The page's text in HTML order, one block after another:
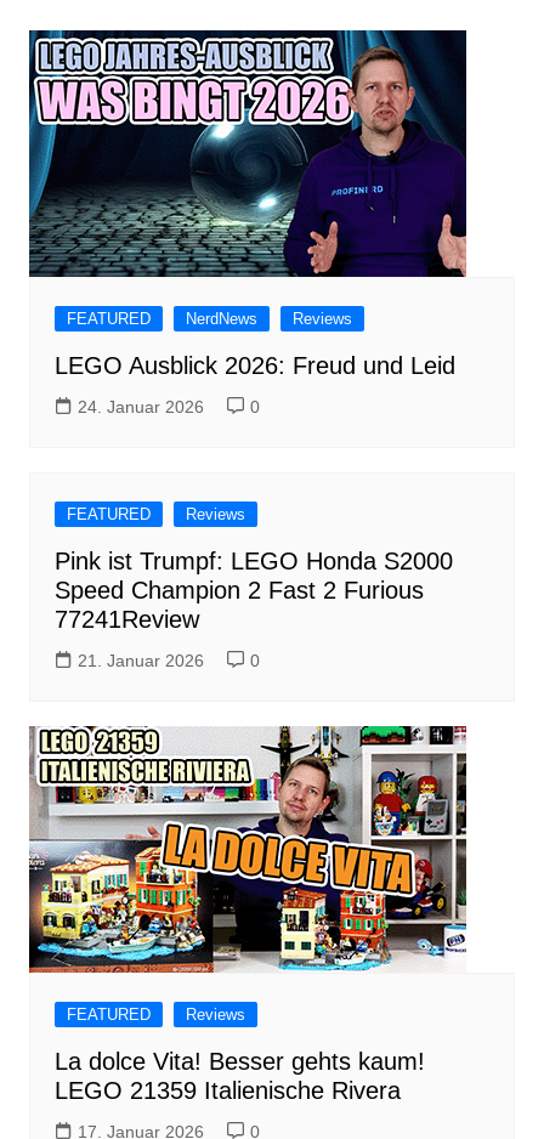
FEATURED NerdNews Reviews
LEGO Ausblick 2026: Freud und Leid
24. Januar 2026 0
FEATURED Reviews
Pink ist Trumpf: LEGO Honda S2000
Speed Champion 2 Fast 2 Furious
77241Review
21. Januar 2026 0
FEATURED Reviews
La dolce Vita! Besser gehts kaum!
LEGO 21359 Italienische Rivera
17. Januar 2026 0